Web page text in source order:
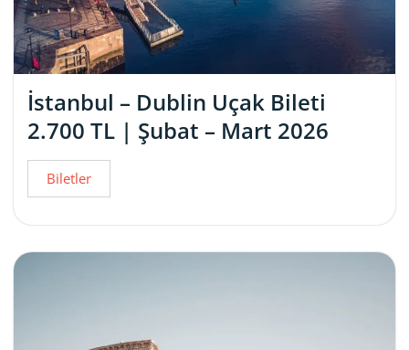
İstanbul – Dublin Uçak Bileti
2.700 TL | Şubat – Mart 2026
Biletler